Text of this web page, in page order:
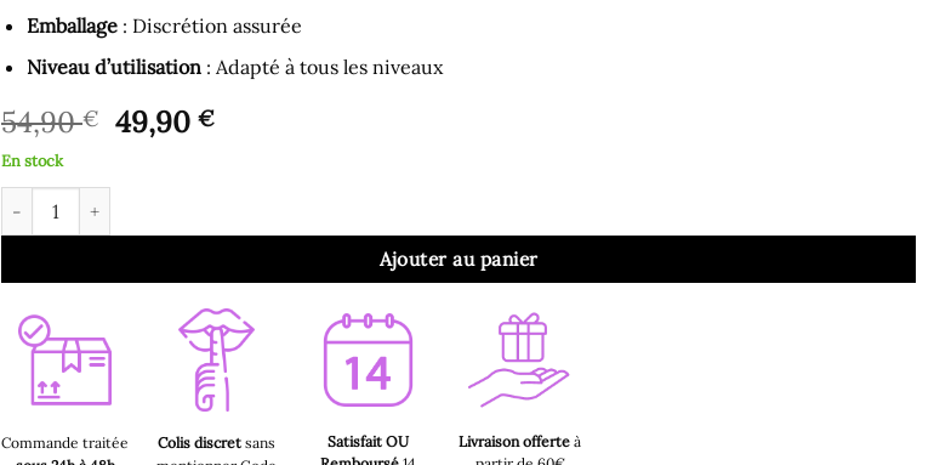
Emballage: Discrétion assurée
Niveau d’utilisation: Adapté à tous les niveaux
54,90€ Le
prix
54,90 €.
49,90€Le
49,90 €.
En stock
quantité de Menottes de Lit pour Bondage
Ajouter au panier
Commande traitée
Colis discret sans
Satisfait OU
Livraison offerte à